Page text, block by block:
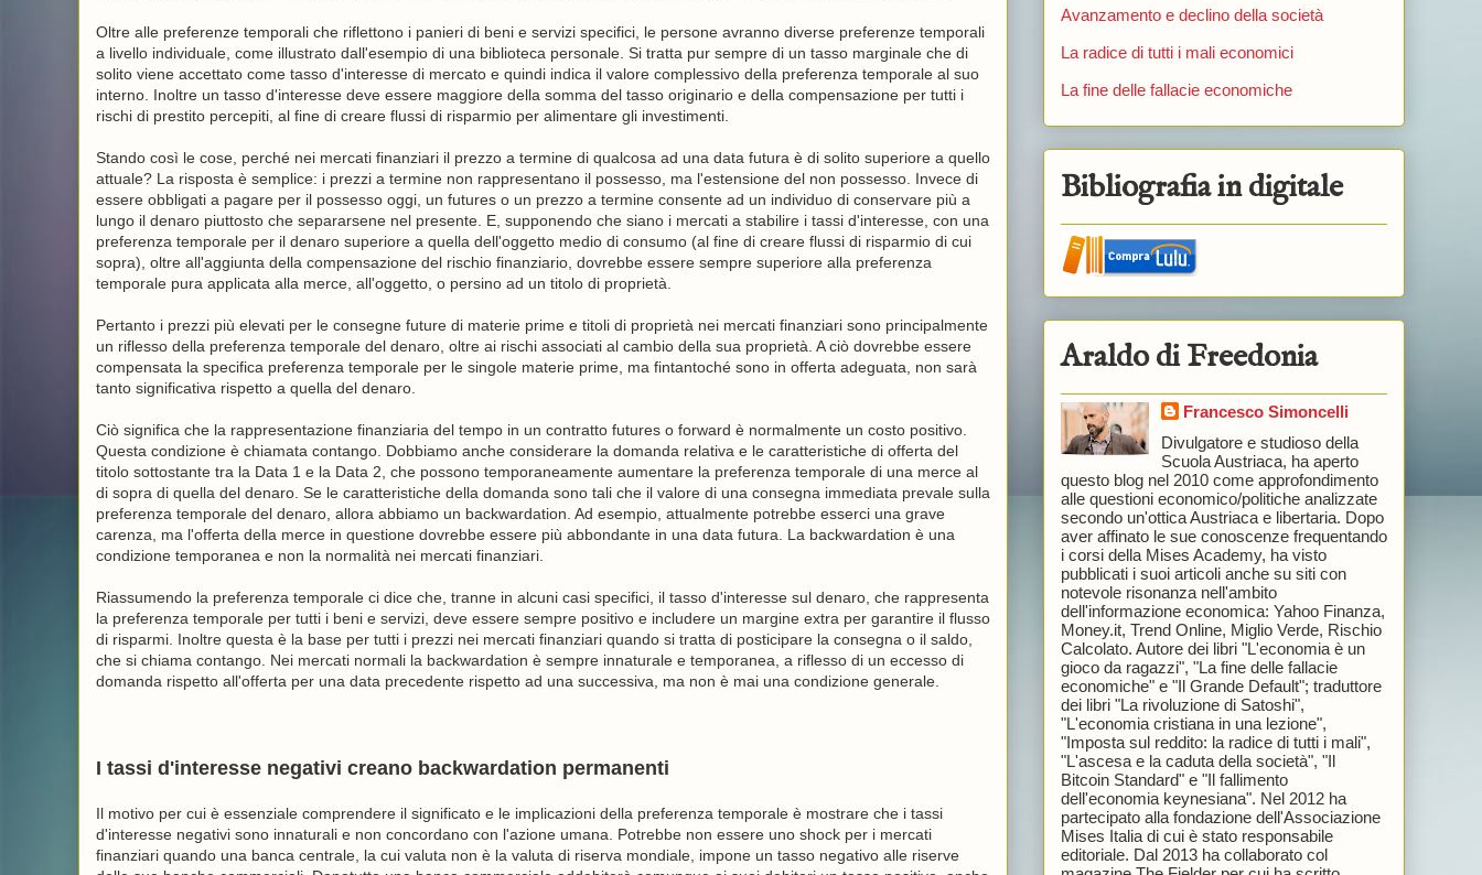
Oltre alle preferenze temporali che riflettono i panieri di beni e servizi specifici, le persone avranno diverse preferenze temporali
a livello individuale, come illustrato dall'esempio di una biblioteca personale. Si tratta pur sempre di un tasso marginale che di
solito viene accettato come tasso d'interesse di mercato e quindi indica il valore complessivo della preferenza temporale al suo
interno. Inoltre un tasso d'interesse deve essere maggiore della somma del tasso originario e della compensazione per tutti i
rischi di prestito percepiti, al fine di creare flussi di risparmio per alimentare gli investimenti.
Stando così le cose, perché nei mercati finanziari il prezzo a termine di qualcosa ad una data futura è di solito superiore a quello
attuale? La risposta è semplice: i prezzi a termine non rappresentano il possesso, ma l'estensione del non possesso. Invece di
essere obbligati a pagare per il possesso oggi, un futures o un prezzo a termine consente ad un individuo di conservare più a
lungo il denaro piuttosto che separarsene nel presente. E, supponendo che siano i mercati a stabilire i tassi d'interesse, con una
preferenza temporale per il denaro superiore a quella dell'oggetto medio di consumo (al fine di creare flussi di risparmio di cui
sopra), oltre all'aggiunta della compensazione del rischio finanziario, dovrebbe essere sempre superiore alla preferenza
temporale pura applicata alla merce, all'oggetto, o persino ad un titolo di proprietà.
Pertanto i prezzi più elevati per le consegne future di materie prime e titoli di proprietà nei mercati finanziari sono principalmente
un riflesso della preferenza temporale del denaro, oltre ai rischi associati al cambio della sua proprietà. A ciò dovrebbe essere
compensata la specifica preferenza temporale per le singole materie prime, ma fintantoché sono in offerta adeguata, non sarà
tanto significativa rispetto a quella del denaro.
Ciò significa che la rappresentazione finanziaria del tempo in un contratto futures o forward è normalmente un costo positivo.
Questa condizione è chiamata contango. Dobbiamo anche considerare la domanda relativa e le caratteristiche di offerta del
titolo sottostante tra la Data 1 e la Data 2, che possono temporaneamente aumentare la preferenza temporale di una merce al
di sopra di quella del denaro. Se le caratteristiche della domanda sono tali che il valore di una consegna immediata prevale sulla
preferenza temporale del denaro, allora abbiamo un backwardation. Ad esempio, attualmente potrebbe esserci una grave
carenza, ma l'offerta della merce in questione dovrebbe essere più abbondante in una data futura. La backwardation è una
condizione temporanea e non la normalità nei mercati finanziari.
Riassumendo la preferenza temporale ci dice che, tranne in alcuni casi specifici, il tasso d'interesse sul denaro, che rappresenta
la preferenza temporale per tutti i beni e servizi, deve essere sempre positivo e includere un margine extra per garantire il flusso
di risparmi. Inoltre questa è la base per tutti i prezzi nei mercati finanziari quando si tratta di posticipare la consegna o il saldo,
che si chiama contango. Nei mercati normali la backwardation è sempre innaturale e temporanea, a riflesso di un eccesso di
domanda rispetto all'offerta per una data precedente rispetto ad una successiva, ma non è mai una condizione generale.
I tassi d'interesse negativi creano backwardation permanenti
Il motivo per cui è essenziale comprendere il significato e le implicazioni della preferenza temporale è mostrare che i tassi
d'interesse negativi sono innaturali e non concordano con l'azione umana. Potrebbe non essere uno shock per i mercati
finanziari quando una banca centrale, la cui valuta non è la valuta di riserva mondiale, impone un tasso negativo alle riserve
Avanzamento e declino della società
La radice di tutti i mali economici
La fine delle fallacie economiche
Bibliografia in digitale
Araldo di Freedonia
Francesco Simoncelli
Divulgatore e studioso della
Scuola Austriaca, ha aperto
questo blog nel 2010 come approfondimento
alle questioni economico/politiche analizzate
secondo un'ottica Austriaca e libertaria. Dopo
aver affinato le sue conoscenze frequentando
i corsi della Mises Academy, ha visto
pubblicati i suoi articoli anche su siti con
notevole risonanza nell'ambito
dell'informazione economica: Yahoo Finanza,
Money.it, Trend Online, Miglio Verde, Rischio
Calcolato. Autore dei libri "L'economia è un
gioco da ragazzi", "La fine delle fallacie
economiche" e "Il Grande Default"; traduttore
dei libri "La rivoluzione di Satoshi",
"L'economia cristiana in una lezione",
"Imposta sul reddito: la radice di tutti i mali",
"L'ascesa e la caduta della società", "Il
Bitcoin Standard" e "Il fallimento
dell'economia keynesiana". Nel 2012 ha
partecipato alla fondazione dell'Associazione
Mises Italia di cui è stato responsabile
editoriale. Dal 2013 ha collaborato col